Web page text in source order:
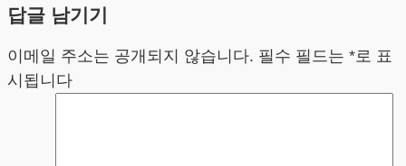
답글 남기기
이메일 주소는 공개되지 않습니다. 필수 필드는 *로 표
시됩니다